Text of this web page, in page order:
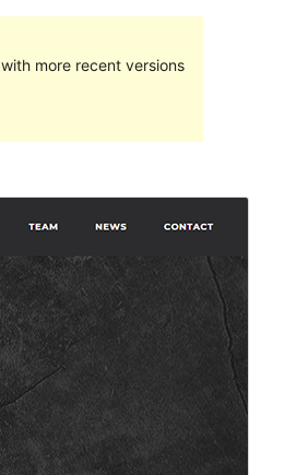
more recent versions
अगस्ट 5, 2021